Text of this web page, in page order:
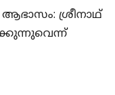
ശ്രീനാഥ്